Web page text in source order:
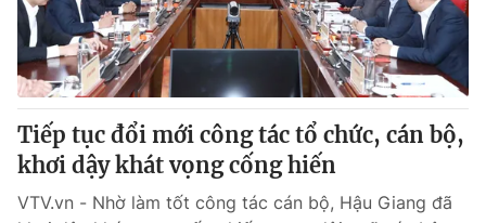
Tiếp tục đổi mới công tác tổ chức, cán bộ,
khơi dậy khát vọng cống hiến
VTV.vn - Nhờ làm tốt công tác cán bộ, Hậu Giang đã